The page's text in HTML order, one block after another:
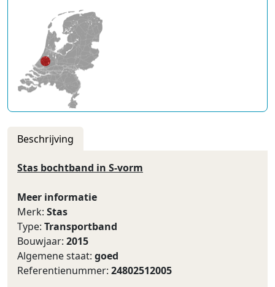
Beschrijving
Stas bochtband in S-vorm
Meer informatie
Merk: Stas
Type: Transportband
Bouwjaar: 2015
Algemene staat: goed
Referentienummer: 24802512005